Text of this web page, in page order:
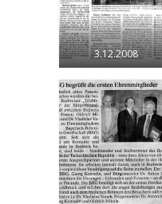
3.12.2008